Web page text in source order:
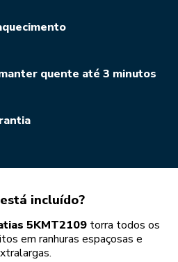
quente até 3 minutos
incluído?
5KMT2109torra todos os
em ranhuras espaçosas e